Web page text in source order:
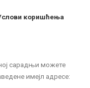
сарадњи можете
имејл адресе:
коришћења